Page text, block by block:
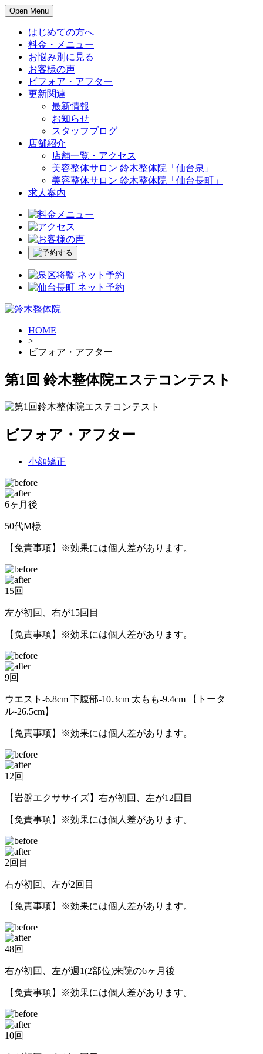
Open Menu
はじめての方へ
料金・メニュー
お悩み別に見る
お客様の声
ビフォア・アフター
更新関連
最新情報
お知らせ
スタッフブログ
店舗紹介
店舗一覧・アクセス
美容整体サロン 鈴木整体院「仙台泉」
美容整体サロン 鈴木整体院「仙台長町」
求人案内
HOME
>
ビフォア・アフター
第1回 鈴木整体院エステコンテスト
ビフォア・アフター
小顔矯正
6ヶ月後
50代M様
【免責事項】※効果には個人差があります。
15回
左が初回、右が15回目
【免責事項】※効果には個人差があります。
9回
ウエスト-6.8cm 下腹部-10.3cm 太もも-9.4cm 【トータ
ル-26.5cm】
【免責事項】※効果には個人差があります。
12回
【岩盤エクササイズ】右が初回、左が12回目
【免責事項】※効果には個人差があります。
2回目
右が初回、左が2回目
【免責事項】※効果には個人差があります。
48回
右が初回、左が週1(2部位)来院の6ヶ月後
【免責事項】※効果には個人差があります。
10回